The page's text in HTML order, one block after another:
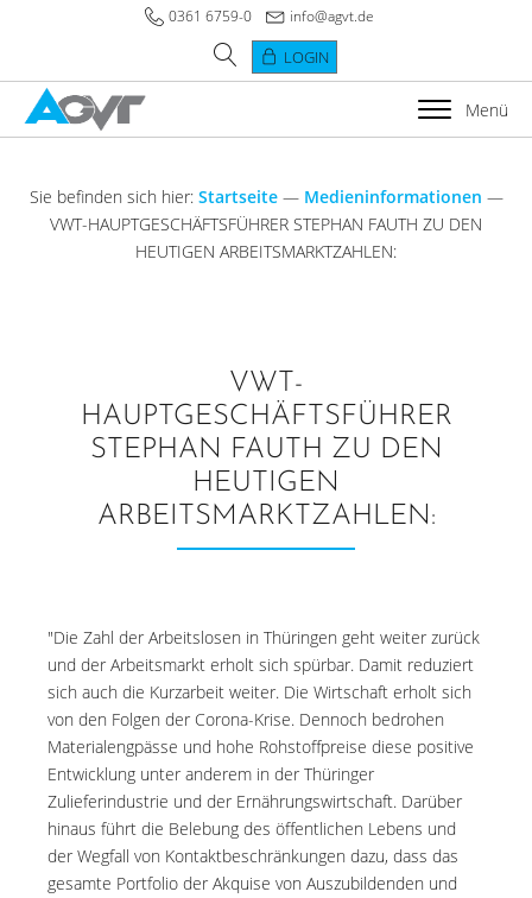
0361 6759-0 info@agvt.de
LOGIN
Menü
Sie befinden sich hier: Startseite— Medieninformationen —
VWT-HAUPTGESCHÄFTSFÜHRER STEPHAN FAUTH ZU DEN
HEUTIGEN ARBEITSMARKTZAHLEN:
VWT-
HAUPTGESCHÄFTSFÜHRER
STEPHAN FAUTH ZU DEN
HEUTIGEN
ARBEITSMARKTZAHLEN:
"Die Zahl der Arbeitslosen in Thüringen geht weiter zurück
und der Arbeitsmarkt erholt sich spürbar. Damit reduziert
sich auch die Kurzarbeit weiter. Die Wirtschaft erholt sich
von den Folgen der Corona-Krise. Dennoch bedrohen
Materialengpässe und hohe Rohstoffpreise diese positive
Entwicklung unter anderem in der Thüringer
Zulieferindustrie und der Ernährungswirtschaft. Darüber
hinaus führt die Belebung des öffentlichen Lebens und
der Wegfall von Kontaktbeschränkungen dazu, dass das
gesamte Portfolio der Akquise von Auszubildenden und